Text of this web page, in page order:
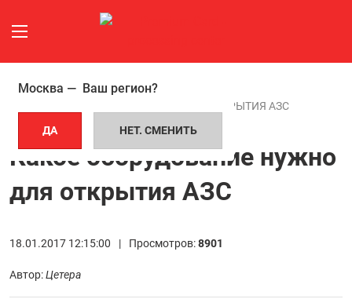
Москва — Ваш регион?
ДА НЕТ. СМЕНИТЬ
ГЛАВНАЯ СТРАНИЦА
СТАТЬИ
КАКОЕ ОБОРУДОВАНИЕ НУЖНО ДЛЯ ОТКРЫТИЯ АЗС
Какое оборудование нужно
для открытия АЗС
18.01.2017 12:15:00 | Просмотров:8901
Автор:Цетера